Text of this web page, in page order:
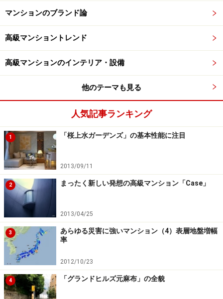
マンションのブランド論
高級マンショントレンド
高級マンションのインテリア・設備
他のテーマも見る
人気記事ランキング
1 「桜上水ガーデンズ」の基本性能に注目
2013/09/11
2 まったく新しい発想の高級マンション「Case」
2013/04/25
3
あらゆる災害に強いマンション（4）表層地盤増幅
率
2012/10/23
4 「グランドヒルズ元麻布」の全貌